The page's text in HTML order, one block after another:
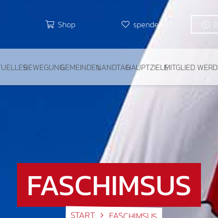
Shop spenden
BEWEGUNGGEMEINDENLANDTAGHAUPTZIELEMITGLIED
FASCHIMSUS
START